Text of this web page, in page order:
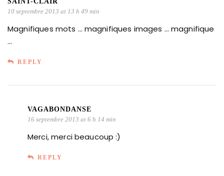
10 septembre 2013 at 13 h 49 min
Magnifiques mots … magnifiques images … magnifique
…
REPLY
VAGABONDANSE
16 septembre 2013 at 6 h 14 min
Merci, merci beaucoup :)
REPLY